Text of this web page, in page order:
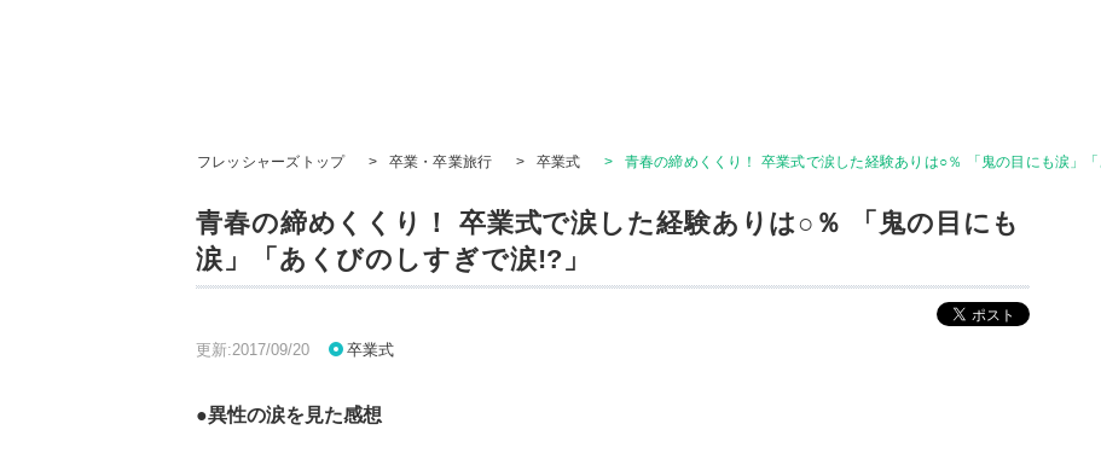
フレッシャーズトップ > 卒業・卒業旅行 > 卒業式 > 青春の締めくくり！ 卒業式で涙した経験ありは○％ 「鬼の目にも涙」
青春の締めくくり！ 卒業式で涙した経験ありは○％ 「鬼の目にも
涙」「あくびのしすぎで涙!?」
更新:2017/09/20 卒業式
●異性の涙を見た感想